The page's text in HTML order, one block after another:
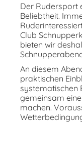
Der Rudersport
Beliebtheit.
Club
bieten wir
An diesem
praktischen
systematischen
gemeinsam
machen.